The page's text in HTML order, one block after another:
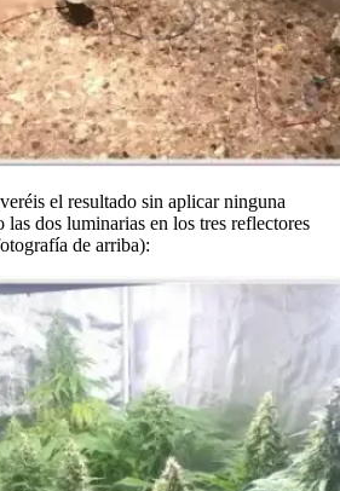
el resultado sin aplicar ninguna
dos luminarias en los tres reflectores
de arriba):